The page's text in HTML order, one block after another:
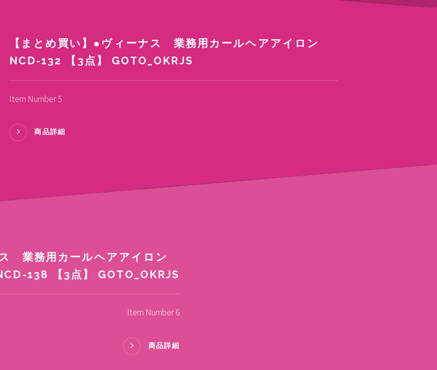
【まとめ買い】●ヴィーナス 業務用カールヘアアイロン
NCD-132 【3点】 GOTO_OKRJS
Item Number 5
商品詳細
ス 業務用カールヘアアイロン
138 【3点】 GOTO_OKRJS
Item Number 6
商品詳細